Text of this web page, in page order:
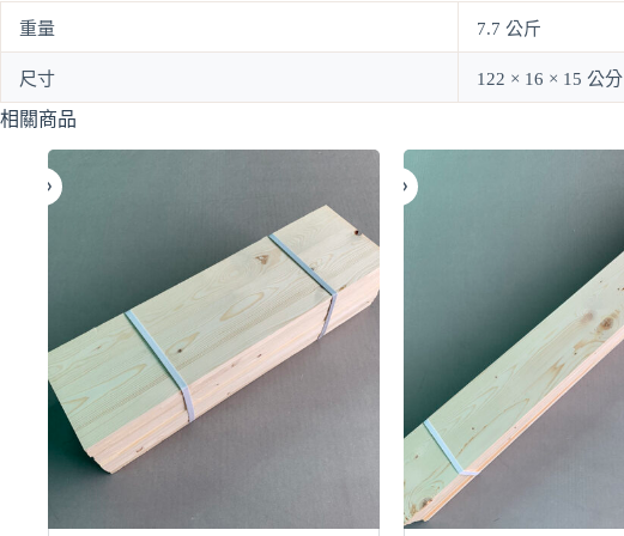
重量 7.7 公斤
尺寸 122 × 16 × 15 公分
相關商品